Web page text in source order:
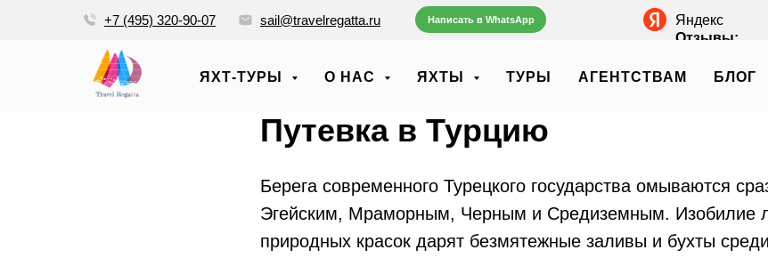
+7 (495) 320-90-07 sail@travelregatta.ru Написать в WhatsApp
Яндекс
Отзывы:
ЯХТ-ТУРЫ О НАС ЯХТЫ ТУРЫ АГЕНТСТВАМ БЛОГ
Путевка в Турцию
Берега современного Турецкого государства омываются
Эгейским, Мраморным, Черным и Средиземным. Изобилие
природных красок дарят безмятежные заливы и бухты